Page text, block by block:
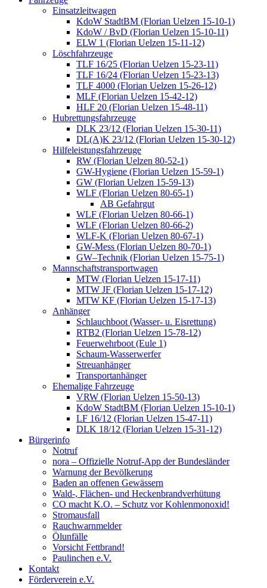
Einsatzleitwagen
KdoW StadtBM (Florian Uelzen 15-10-1)
KdoW / BvD (Florian Uelzen 15-10-11)
ELW 1 (Florian Uelzen 15-11-12)
Löschfahrzeuge
TLF 16/25 (Florian Uelzen 15-23-11)
TLF 16/24 (Florian Uelzen 15-23-13)
TLF 4000 (Florian Uelzen 15-26-12)
MLF (Florian Uelzen 15-42-12)
HLF 20 (Florian Uelzen 15-48-11)
Hubrettungsfahrzeuge
DLK 23/12 (Florian Uelzen 15-30-11)
DL(A)K 23/12 (Florian Uelzen 15-30-12)
Hilfeleistungsfahrzeuge
RW (Florian Uelzen 80-52-1)
GW-Hygiene (Florian Uelzen 15-59-1)
GW (Florian Uelzen 15-59-13)
WLF (Florian Uelzen 80-65-1)
AB Gefahrgut
WLF (Florian Uelzen 80-66-1)
WLF (Florian Uelzen 80-66-2)
WLF-K (Florian Uelzen 80-67-1)
GW-Mess (Florian Uelzen 80-70-1)
GW–Technik (Florian Uelzen 15-75-1)
Mannschaftstransportwagen
MTW (Florian Uelzen 15-17-11)
MTW JF (Florian Uelzen 15-17-12)
MTW KF (Florian Uelzen 15-17-13)
Anhänger
Schlauchboot (Wasser- u. Eisrettung)
RTB2 (Florian Uelzen 15-78-12)
Feuerwehrboot (Eule 1)
Schaum-Wasserwerfer
Streuanhänger
Transportanhänger
Ehemalige Fahrzeuge
VRW (Florian Uelzen 15-50-13)
KdoW StadtBM (Florian Uelzen 15-10-1)
LF 16/12 (Florian Uelzen 15-47-11)
DLK 18/12 (Florian Uelzen 15-31-12)
Bürgerinfo
Notruf
nora – Offizielle Notruf-App der Bundesländer
Warnung der Bevölkerung
Baden an offenen Gewässern
Wald-, Flächen- und Heckenbrandverhütung
CO macht K.O. – Schutz vor Kohlenmonoxid!
Stromausfall
Rauchwarnmelder
Ölunfälle
Vorsicht Fettbrand!
Paulinchen e.V.
Kontakt
Förderverein e.V.